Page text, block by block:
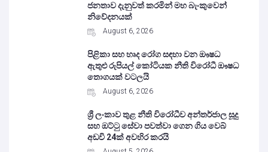
ජනතාව දැනුවත් කරමින් මහ බැංකුවෙන්
නිවේදනයක්
August 6, 2026
පිළිකා සහ හෘද රෝග සඳහා වන ඖෂධ
ඇතුළු රුපියල් කෝටියක නීති විරෝධී ඖෂධ
තොගයක් වටලයි
August 6, 2026
ශ්‍රී ලංකාව තුළ නීති විරෝධීව අන්තර්ජාල සූදු
සහ ඔට්ටු සේවා පවත්වා ගෙන ගිය වෙබ්
අඩවි 24ක් අවහිර කරයි